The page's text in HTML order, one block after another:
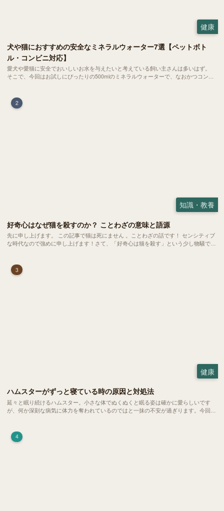
健康
犬や猫におすすめの安全なミネラルウォーター7選【ペットボト
ル・コンビニ対応】
愛犬や愛猫に安全でおいしいお水を与えたいと考えている飼い主さんは多いはず。
そこで、今回はお試しにぴったりの500mlのミネラルウォーターで、なおかつコンビ
2
知識・教養
好奇心はなぜ猫を殺すのか？ ことわざの意味と語源
先に申し上げます。 この記事で猫は死にません 。ことわざの話です！ センシティブ
な時代なので強めに申し上げます！さて、「好奇心は猫を殺す」という少し物騒で、
3
健康
ハムスターがずっと寝ている時の原因と対処法
延々と眠り続けるハムスター。小さな体でぬくぬくと眠る姿は確かに愛らしいです
が、何か深刻な病気に体力を奪われているのではと一抹の不安が過ぎります。今回
4